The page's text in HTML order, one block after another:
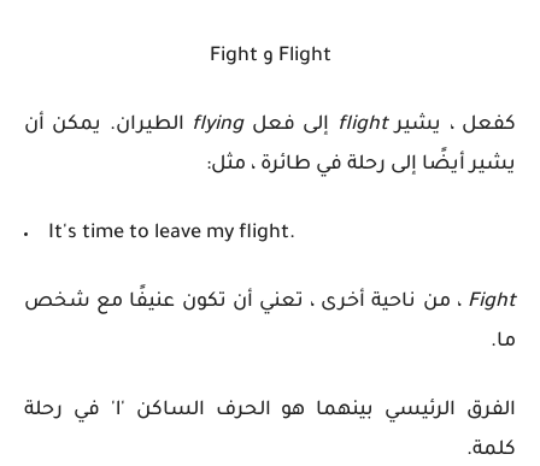
Flight و Fight
كفعل ، يشيرflight إلى فعلflying الطيران. يمكن أن
يشير أيضًا إلى رحلة في طائرة ، مثل:
It's time to leave my flight.
Fight ، من ناحية أخرى ، تعني أن تكون عنيفًا مع شخص
ما.
الفرق الرئيسي بينهما هو الحرف الساكن 'l' في رحلة
كلمة.